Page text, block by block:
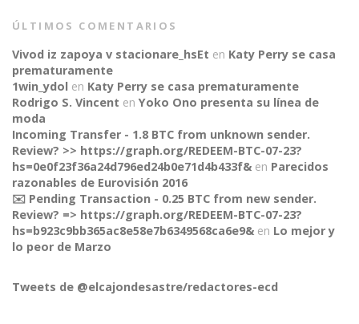
CONNECT
ÚLTIMOS COMENTARIOS
Vivod iz zapoya v stacionare_hsEt en Katy Perry se casa
prematuramente
1win_ydol en Katy Perry se casa prematuramente
Rodrigo S. Vincent en Yoko Ono presenta su línea de
moda
Incoming Transfer - 1.8 BTC from unknown sender.
Review? >> https://graph.org/REDEEM-BTC-07-23?
hs=0e0f23f36a24d796ed24b0e71d4b433f& en Parecidos
razonables de Eurovisión 2016
✉️ Pending Transaction - 0.25 BTC from new sender.
Review? => https://graph.org/REDEEM-BTC-07-23?
hs=b923c9bb365ac8e58e7b6349568ca6e9& en Lo mejor y
lo peor de Marzo
Tweets de @elcajondesastre/redactores-ecd